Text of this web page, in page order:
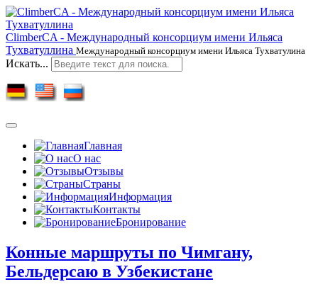
ClimberCA - Международный консорциум имени Ильяса
Тухватуллина Международный консорциум имени Ильяса Тухватулина
Искать...
Главная
О нас
Отзывы
Страны
Информация
Контакты
Бронирование
Конные маршруты по Чимгану,
Бельдерсаю в Узбекистане